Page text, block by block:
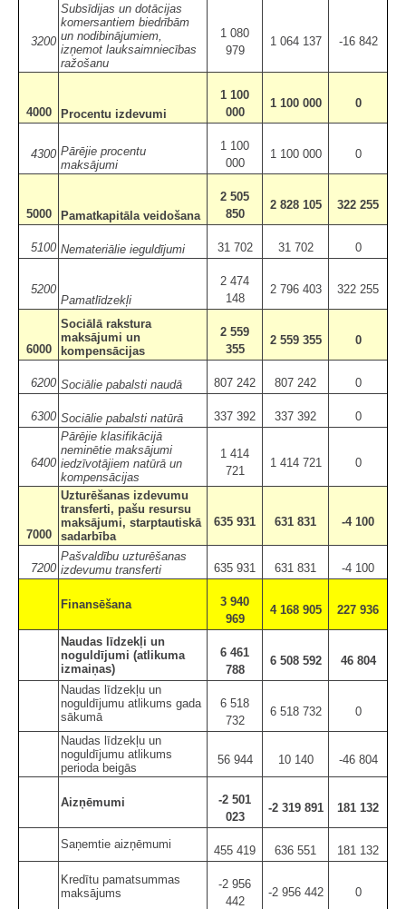
3200
Subsīdijas un dotācijas
komersantiem biedrībām
un nodibinājumiem,
izņemot lauksaimniecības
ražošanu
1 080
979
1 064 137 -16 842
4000 Procentu izdevumi
1 100
000
1 100 000 0
4300 Pārējie procentu
maksājumi
1 100
000
1 100 000 0
5000 Pamatkapitāla veidošana
2 505
850
2 828 105 322 255
5100 Nemateriālie ieguldījumi 31 702 31 702 0
5200
Pamatlīdzekļi
2 474
148
2 796 403 322 255
6000
Sociālā rakstura
maksājumi un
kompensācijas
2 559
355
2 559 355 0
6200 Sociālie pabalsti naudā 807 242 807 242 0
6300 Sociālie pabalsti natūrā 337 392 337 392 0
6400
Pārējie klasifikācijā
neminētie maksājumi
iedzīvotājiem natūrā un
kompensācijas
1 414
721
1 414 721 0
7000
Uzturēšanas izdevumu
transferti, pašu resursu
maksājumi, starptautiskā
sadarbība
635 931 631 831 -4 100
7200
Pašvaldību uzturēšanas
izdevumu transferti
635 931 631 831 -4 100
Finansēšana
3 940
969
4 168 905 227 936
Naudas līdzekļi un
noguldījumi (atlikuma
izmaiņas)
6 461
788
6 508 592 46 804
Naudas līdzekļu un
noguldījumu atlikums gada
sākumā
6 518
732
6 518 732 0
Naudas līdzekļu un
noguldījumu atlikums
perioda beigās
56 944 10 140 -46 804
Aizņēmumi
-2 501
023
-2 319 891 181 132
Saņemtie aizņēmumi 455 419 636 551 181 132
Kredītu pamatsummas
maksājums
-2 956
442
-2 956 442 0